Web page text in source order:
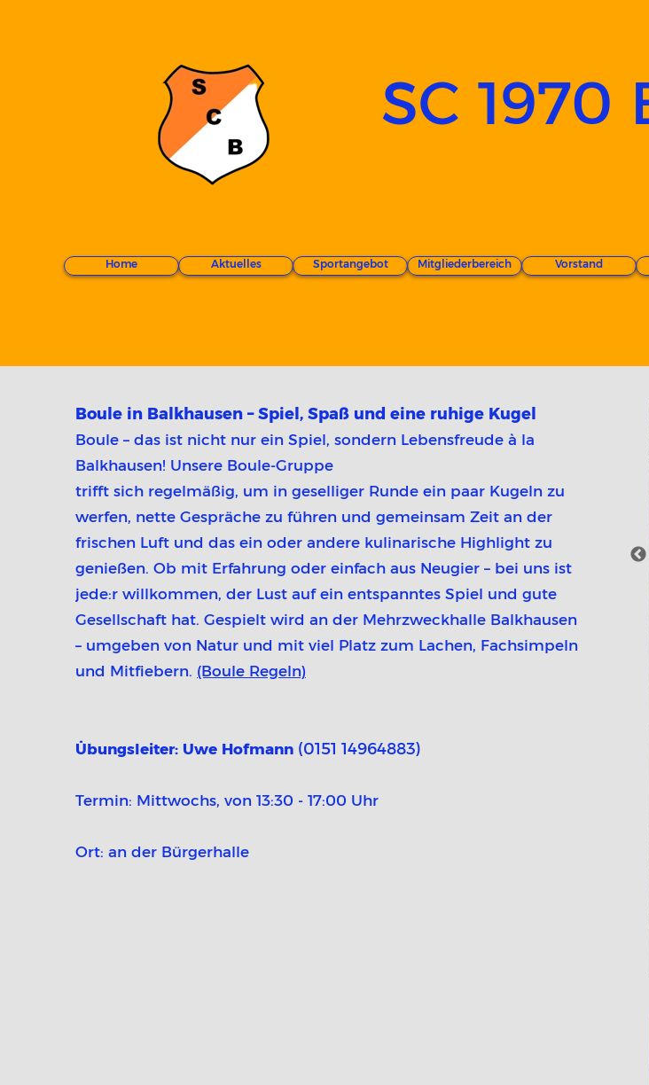
SC 1970
Home Aktuelles Sportangebot Mitgliederbereich Vorstand
Boule in Balkhausen – Spiel, Spaß und eine ruhige Kugel
Boule – das ist nicht nur ein Spiel, sondern Lebensfreude à la
Balkhausen! Unsere Boule-Gruppe
trifft sich regelmäßig, um in geselliger Runde ein paar Kugeln zu
werfen, nette Gespräche zu führen und gemeinsam Zeit an der
frischen Luft und das ein oder andere kulinarische Highlight zu
genießen. Ob mit Erfahrung oder einfach aus Neugier – bei uns ist
jede:r willkommen, der Lust auf ein entspanntes Spiel und gute
Gesellschaft hat. Gespielt wird an der Mehrzweckhalle Balkhausen
– umgeben von Natur und mit viel Platz zum Lachen, Fachsimpeln
und Mitfiebern. (Boule Regeln)
Übungsleiter: Uwe Hofmann (0151 14964883)
Termin: Mittwochs, von 13:30 - 17:00 Uhr
Ort: an der Bürgerhalle